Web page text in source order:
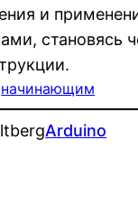
и
становясь
начинающим
Arduino